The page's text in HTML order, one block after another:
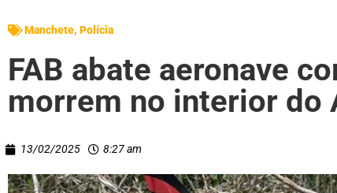
Manchete, Polícia
FAB abate aeronave
morrem no interior do
13/02/2025 8:27 am